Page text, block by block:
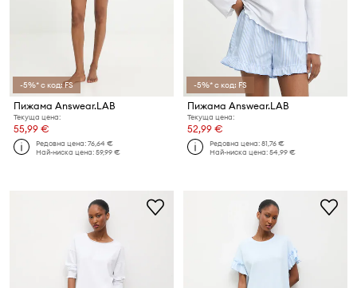
-5%* с код: FS
Пижама Answear.LAB
Текуща цена:
55,99 €
Редовна цена:76,64 €
Най-ниска цена:59,99 €
-5%* с код: FS
Пижама Answear.LAB
Текуща цена:
52,99 €
Редовна цена:81,76 €
Най-ниска цена:54,99 €